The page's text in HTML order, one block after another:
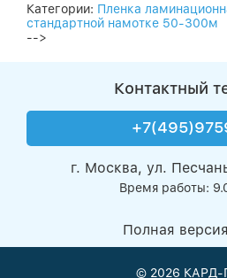
Категории: Пленка
стандартной намотке 50-300м
-->
Контактный
г. Москва, ул.
Время работы:
Полная
© 2026